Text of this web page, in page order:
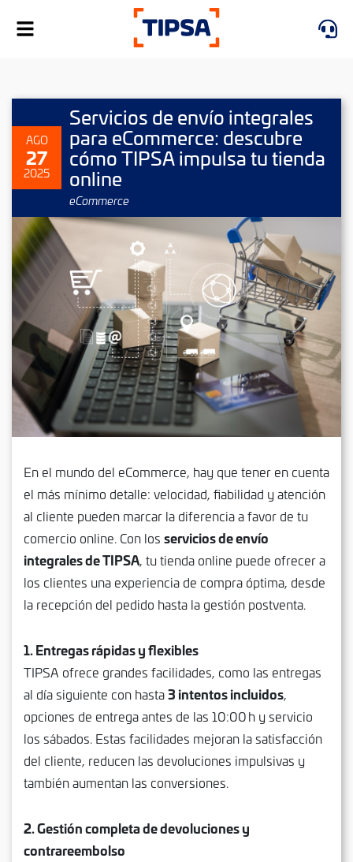
Alternar
navegación
AGO
27
2025
Servicios de envío integrales
para eCommerce: descubre
cómo TIPSA impulsa tu tienda
online
eCommerce
En el mundo del eCommerce, hay que tener en cuenta
el más mínimo detalle: velocidad, fiabilidad y atención
al cliente pueden marcar la diferencia a favor de tu
comercio online. Con los servicios de envío
integrales de TIPSA, tu tienda online puede ofrecer a
los clientes una experiencia de compra óptima, desde
la recepción del pedido hasta la gestión postventa.
1. Entregas rápidas y flexibles
TIPSA ofrece grandes facilidades, como las entregas
al día siguiente con hasta3 intentos incluidos,
opciones de entrega antes de las 10:00 h y servicio
los sábados. Estas facilidades mejoran la satisfacción
del cliente, reducen las devoluciones impulsivas y
también aumentan las conversiones.
2. Gestión completa de devoluciones y
contrareembolso